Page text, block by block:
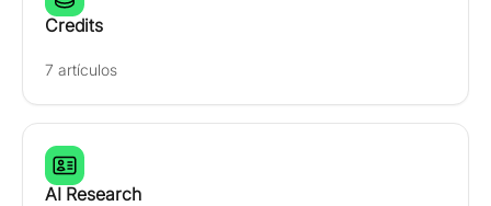
Credits
7 artículos
AI Research